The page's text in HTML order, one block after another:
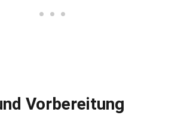
Vorbereitung